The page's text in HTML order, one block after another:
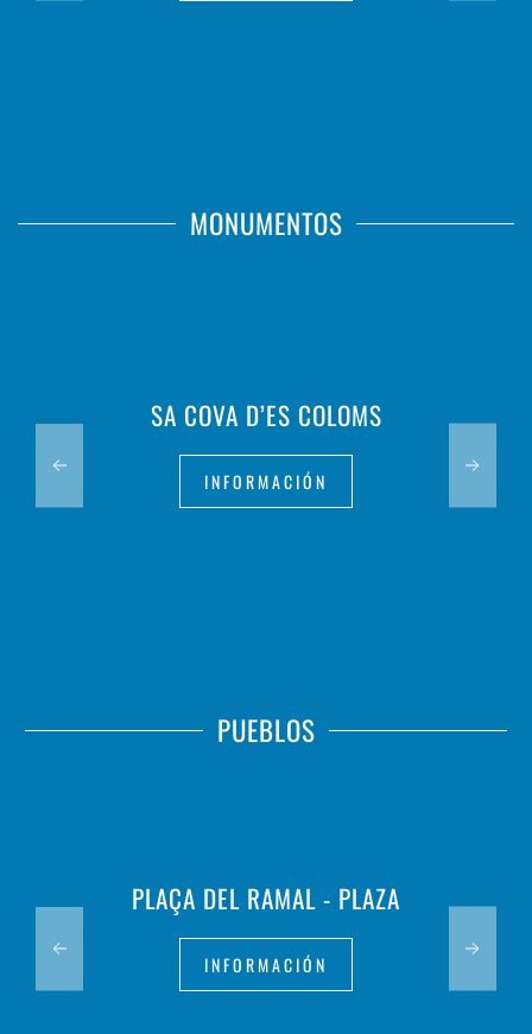
MONUMENTOS
SA COVA D’ES COLOMS
INFORMACIÓN
PUEBLOS
PLAÇA DEL RAMAL - PLAZA
INFORMACIÓN